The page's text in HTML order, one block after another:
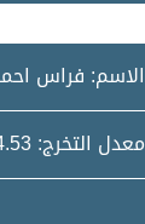
الاسم: فراس
معدل التخرج: 64.53